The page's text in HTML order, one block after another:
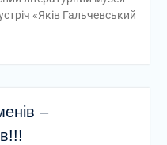
«Яків Гальчевський
–